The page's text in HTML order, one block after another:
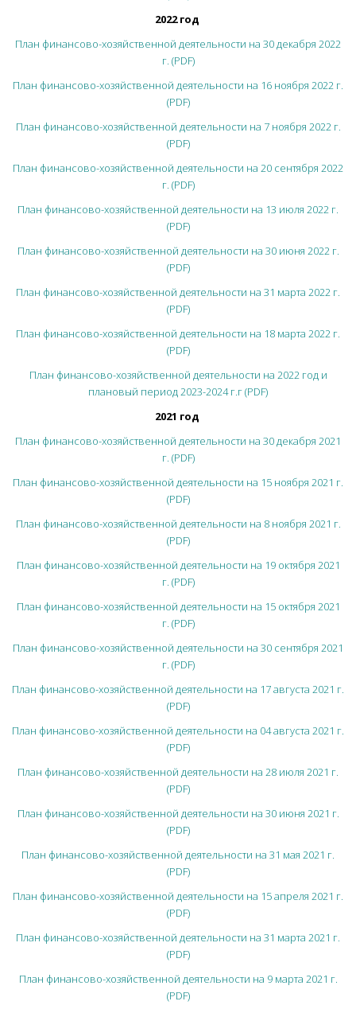
2022 год
План финансово-хозяйственной деятельности на 30 декабря 2022
г. (PDF)
План финансово-хозяйственной деятельности на 16 ноября 2022 г.
(PDF)
План финансово-хозяйственной деятельности на 7 ноября 2022 г.
(PDF)
План финансово-хозяйственной деятельности на 20 сентября 2022
г. (PDF)
План финансово-хозяйственной деятельности на 13 июля 2022 г.
(PDF)
План финансово-хозяйственной деятельности на 30 июня 2022 г.
(PDF)
План финансово-хозяйственной деятельности на 31 марта 2022 г.
(PDF)
План финансово-хозяйственной деятельности на 18 марта 2022 г.
(PDF)
План финансово-хозяйственной деятельности на 2022 год и
плановый период 2023-2024 г.г (PDF)
2021 год
План финансово-хозяйственной деятельности на 30 декабря 2021
г. (PDF)
План финансово-хозяйственной деятельности на 15 ноября 2021 г.
(PDF)
План финансово-хозяйственной деятельности на 8 ноября 2021 г.
(PDF)
План финансово-хозяйственной деятельности на 19 октября 2021
г. (PDF)
План финансово-хозяйственной деятельности на 15 октября 2021
г. (PDF)
План финансово-хозяйственной деятельности на 30 сентября 2021
г. (PDF)
План финансово-хозяйственной деятельности на 17 августа 2021 г.
(PDF)
План финансово-хозяйственной деятельности на 04 августа 2021 г.
(PDF)
План финансово-хозяйственной деятельности на 28 июля 2021 г.
(PDF)
План финансово-хозяйственной деятельности на 30 июня 2021 г.
(PDF)
План финансово-хозяйственной деятельности на 31 мая 2021 г.
(PDF)
План финансово-хозяйственной деятельности на 15 апреля 2021 г.
(PDF)
План финансово-хозяйственной деятельности на 31 марта 2021 г.
(PDF)
План финансово-хозяйственной деятельности на 9 марта 2021 г.
(PDF)